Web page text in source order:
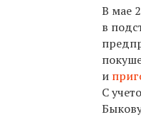
В мае
в
и
С